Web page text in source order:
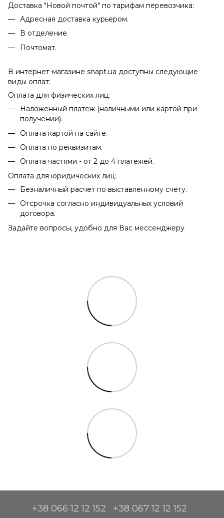
Доставка "Новой почтой" по тарифам перевозчика:
Адресная доставка курьером.
В отделение.
Почтомат.
В интернет-магазине snapt.ua доступны следующие
виды оплат:
Оплата для физических лиц:
Наложенный платеж (наличными или картой при
получении).
Оплата картой на сайте.
Оплата по реквизитам.
Оплата частями - от 2 до 4 платежей.
Оплата для юридических лиц:
Безналичный расчет по выставленному счету.
Отсрочка согласно индивидуальных условий
договора.
Задайте вопросы, удобно для Вас мессенджеру
+38 066 12 12 152 +38 067 12 12 152